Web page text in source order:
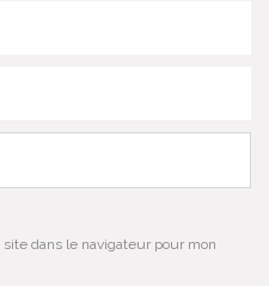
dans le navigateur pour mon